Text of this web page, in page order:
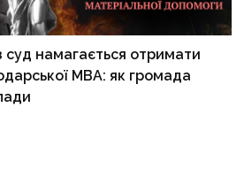
намагається отримати
МВА: як громада